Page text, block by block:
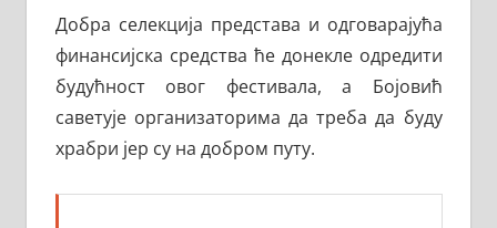
Добра селекција представа и одговарајућа
финансијска средства ће донекле одредити
будућност овог фестивала, а Бојовић
саветује организаторима да треба да буду
храбри јер су на добром путу.